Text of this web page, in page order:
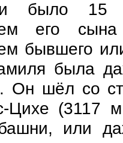
было 15
его
бывшего
была
Он шёл со
Цихе (3117
или